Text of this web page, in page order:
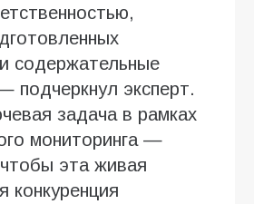
содержательные
подчеркнул эксперт.
задача в рамках
мониторинга —
эта живая
конкуренция